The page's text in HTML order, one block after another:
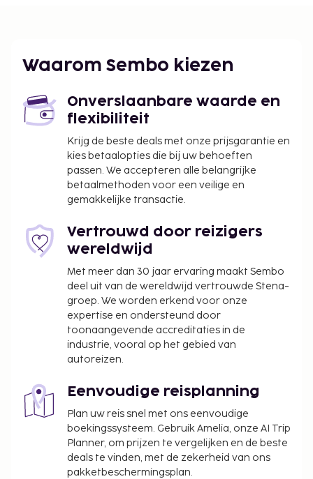
De volgende kosten dienen bij de accommodatie te
toepasselijke belastingen zijn:
Borgsom: EUR 150.00 per accommodatie, per
verblijf
We hebben alle kosten vermeld die de
accommodatie aan ons heeft doorgegeven.
Parkeerkosten: EUR 15.00 per dag
(varieert op basis van verblijfsduur)
Assistentiedieren zijn vrijgesteld van toeslagen
Vroeg inchecken is tegen een toeslag mogelijk
(onder voorbehoud van beschikbaarheid)
Toeslag voor late check-in tussen 20.00 uur en
middernacht
Laat uitchecken is tegen een toeslag mogelijk
(onder voorbehoud van beschikbaarheid)
borgsommen zijn mogelijk excl. btw en kunnen
wijzigen.
Wegens de nationale wetgeving mogen
contante betalingen bij deze accommodatie
het bedrag van EUR 1000 niet overschrijden.
Waarom Sembo kiezen
Onverslaanbare waarde en
flexibiliteit
Krijg de beste deals met onze prijsgarantie en
kies betaalopties die bij uw behoeften
passen. We accepteren alle belangrijke
betaalmethoden voor een veilige en
gemakkelijke transactie.
Vertrouwd door reizigers
wereldwijd
Met meer dan 30 jaar ervaring maakt Sembo
deel uit van de wereldwijd vertrouwde Stena-
groep. We worden erkend voor onze
expertise en ondersteund door
toonaangevende accreditaties in de
industrie, vooral op het gebied van
autoreizen.
Eenvoudige reisplanning
Plan uw reis snel met ons eenvoudige
boekingssysteem. Gebruik Amelia, onze AI Trip
Planner, om prijzen te vergelijken en de beste
deals te vinden, met de zekerheid van ons
pakketbeschermingsplan.